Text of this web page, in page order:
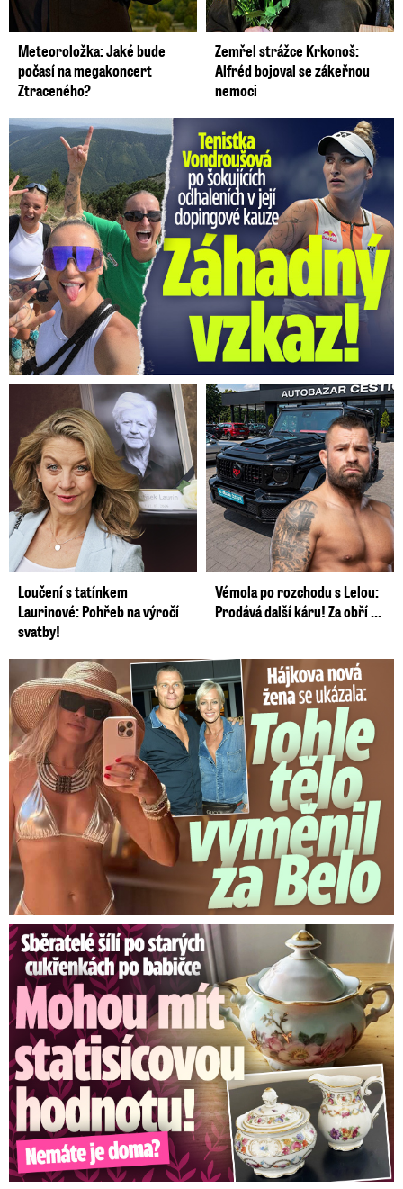
Meteoroložka: Jaké bude
počasí na megakoncert
Ztraceného?
Zemřel strážce Krkonoš:
Alfréd bojoval se zákeřnou
nemoci
Vondroušová po šokujících odhaleních v kauze: Záhadný vzkaz!
Loučení s tatínkem
Laurinové: Pohřeb na výročí
svatby!
Vémola po rozchodu s Lelou:
Prodává další káru! Za obří ...
Tohle tělo nahradilo Belo: Nová partnerka se ukázala...
Sběratelé šílí po cukřenkách po babičce: Statisícová hodnota